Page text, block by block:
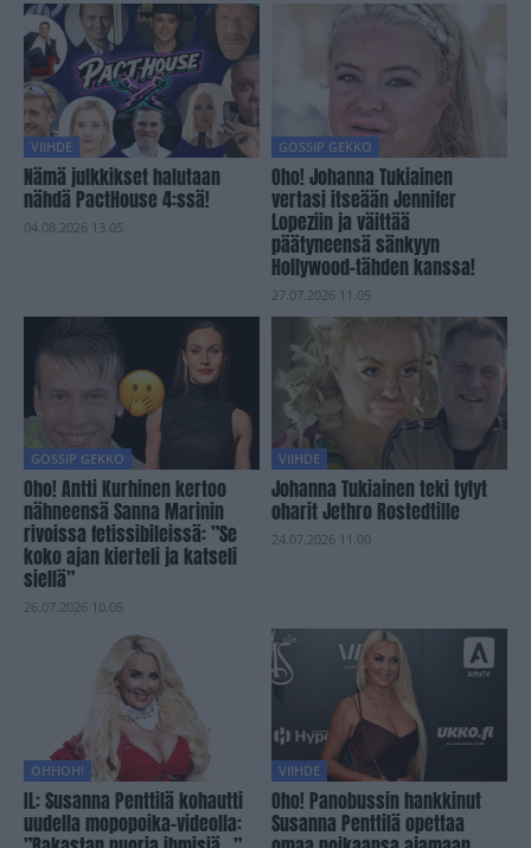
VIIHDE
Nämä julkkikset halutaan
nähdä PactHouse 4:ssä!
04.08.2026 13.05
GOSSIP GEKKO
Oho! Johanna Tukiainen
vertasi itseään Jennifer
Lopeziin ja väittää
päätyneensä sänkyyn
Hollywood-tähden kanssa!
27.07.2026 11.05
GOSSIP GEKKO
Oho! Antti Kurhinen kertoo
nähneensä Sanna Marinin
rivoissa fetissibileissä: ”Se
koko ajan kierteli ja katseli
siellä”
26.07.2026 10.05
VIIHDE
Johanna Tukiainen teki tylyt
oharit Jethro Rostedtille
24.07.2026 11.00
OHHOH!
IL: Susanna Penttilä kohautti
uudella mopopoika-videolla:
VIIHDE
Oho! Panobussin hankkinut
Susanna Penttilä opettaa